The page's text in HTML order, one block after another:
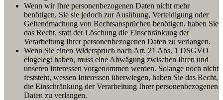
Wenn wir Ihre personenbezogenen Daten nicht mehr
benötigen, Sie sie jedoch zur Ausübung, Verteidigung oder
Geltendmachung von Rechtsansprüchen benötigen, haben Sie
das Recht, statt der Löschung die Einschränkung der
Verarbeitung Ihrer personenbezogenen Daten zu verlangen.
Wenn Sie einen Widerspruch nach Art. 21 Abs. 1 DSGVO
eingelegt haben, muss eine Abwägung zwischen Ihren und
unseren Interessen vorgenommen werden. Solange noch nicht
feststeht, wessen Interessen überwiegen, haben Sie das Recht,
die Einschränkung der Verarbeitung Ihrer personenbezogenen
Daten zu verlangen.